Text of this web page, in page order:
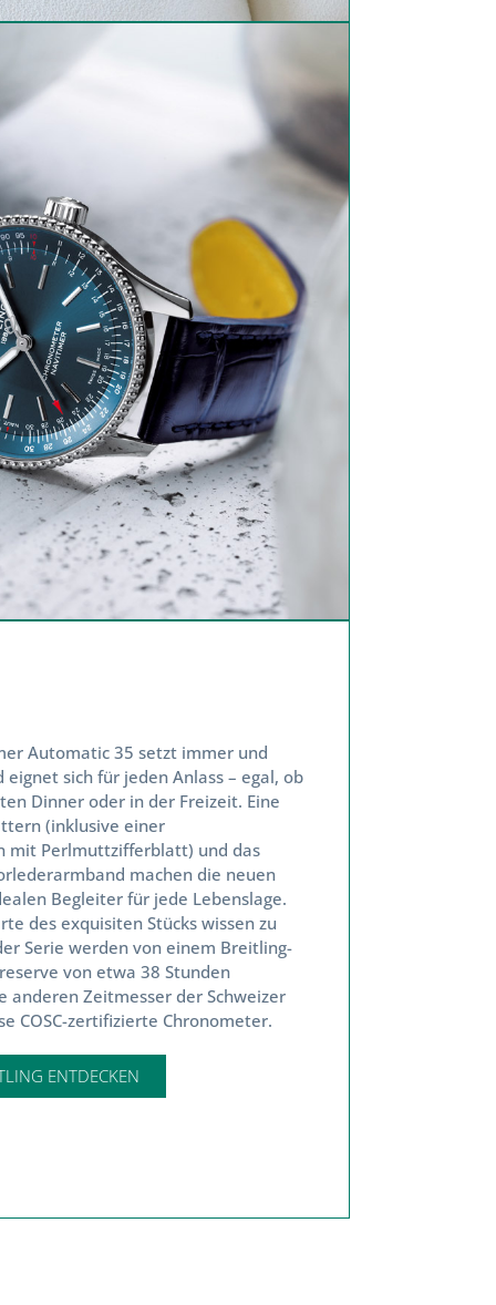
Automatic 35 setzt immer und
sich für jeden Anlass – egal, ob
Dinner oder in der Freizeit. Eine
(inklusive einer
Perlmuttzifferblatt) und das
machen die neuen
Begleiter für jede Lebenslage.
des exquisiten Stücks wissen zu
Serie werden von einem Breitling-
von etwa 38 Stunden
Zeitmesser der Schweizer
COSC-zertifizierte Chronometer.
ENTDECKEN
leider
31.
mehr